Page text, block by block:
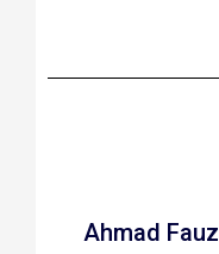
Afiq Shahlan